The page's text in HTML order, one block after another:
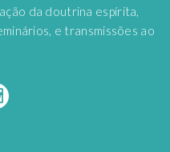
da doutrina espírita,
e transmissões ao